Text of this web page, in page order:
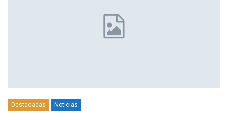
Destacadas Noticias